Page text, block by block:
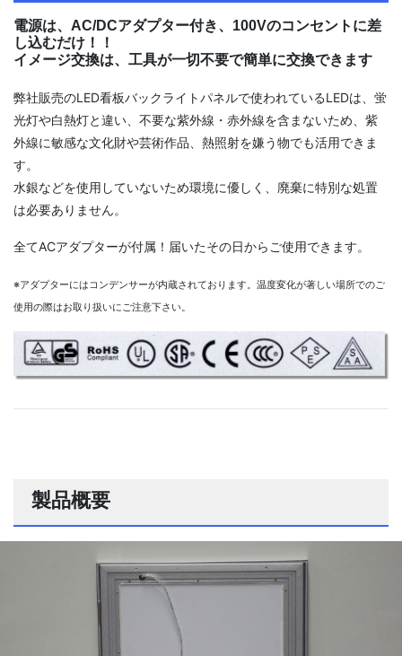
電源は、AC/DCアダプター付き、100Vのコンセントに差
し込むだけ！！
イメージ交換は、工具が一切不要で簡単に交換できます
弊社販売のLED看板バックライトパネルで使われているLEDは、蛍
光灯や白熱灯と違い、不要な紫外線・赤外線を含まないため、紫
外線に敏感な文化財や芸術作品、熱照射を嫌う物でも活用できま
す。
水銀などを使用していないため環境に優しく、廃棄に特別な処置
は必要ありません。
全てACアダプターが付属！届いたその日からご使用できます。
※アダプターにはコンデンサーが内蔵されております。温度変化が著しい場所でのご
使用の際はお取り扱いにご注意下さい。
製品概要